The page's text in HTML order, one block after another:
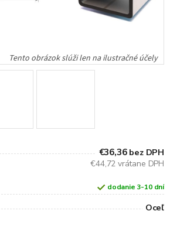
€36,36 bez DPH
€44,72 vrátane DPH
dodanie 3-10 dní
Oceľ